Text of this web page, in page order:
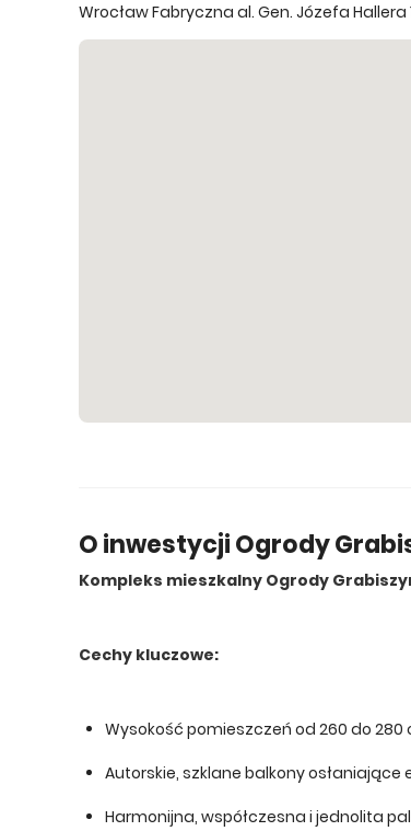
Wrocław Fabryczna al. Gen. Józefa Hallera
O inwestycji Ogrody
Kompleks mieszkalny Ogrody
Cechy kluczowe:
Wysokość pomieszczeń od 260 do
Autorskie, szklane balkony
Harmonijna, współczesna i jednolita